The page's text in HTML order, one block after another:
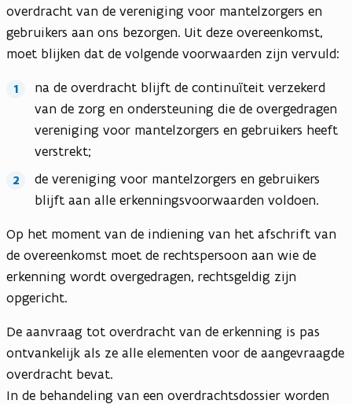
overdracht van de vereniging voor mantelzorgers en
gebruikers aan ons bezorgen. Uit deze overeenkomst,
moet blijken dat de volgende voorwaarden zijn vervuld:
na de overdracht blijft de continuïteit verzekerd
van de zorg en ondersteuning die de overgedragen
vereniging voor mantelzorgers en gebruikers heeft
verstrekt;
de vereniging voor mantelzorgers en gebruikers
blijft aan alle erkenningsvoorwaarden voldoen.
Op het moment van de indiening van het afschrift van
de overeenkomst moet de rechtspersoon aan wie de
erkenning wordt overgedragen, rechtsgeldig zijn
opgericht.
De aanvraag tot overdracht van de erkenning is pas
ontvankelijk als ze alle elementen voor de aangevraagde
overdracht bevat.
In de behandeling van een overdrachtsdossier worden